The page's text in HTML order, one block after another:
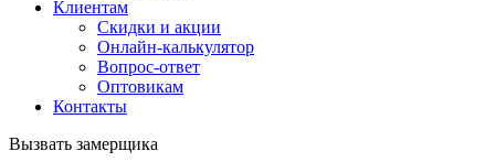
Клиентам
Скидки и акции
Онлайн-калькулятор
Вопрос-ответ
Оптовикам
Контакты
Вызвать замерщика